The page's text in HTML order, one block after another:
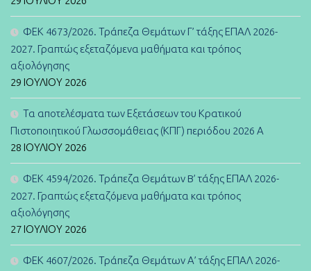
ΦΕΚ 4673/2026. Τράπεζα Θεμάτων Γ’ τάξης ΕΠΑΛ 2026-
2027. Γραπτώς εξεταζόμενα μαθήματα και τρόπος
αξιολόγησης
29 ΙΟΥΛΊΟΥ 2026
Τα αποτελέσματα των Εξετάσεων του Κρατικού
Πιστοποιητικού Γλωσσομάθειας (ΚΠΓ) περιόδου 2026 Α
28 ΙΟΥΛΊΟΥ 2026
ΦΕΚ 4594/2026. Τράπεζα Θεμάτων B’ τάξης ΕΠΑΛ 2026-
2027. Γραπτώς εξεταζόμενα μαθήματα και τρόπος
αξιολόγησης
27 ΙΟΥΛΊΟΥ 2026
ΦΕΚ 4607/2026. Τράπεζα Θεμάτων Α’ τάξης ΕΠΑΛ 2026-